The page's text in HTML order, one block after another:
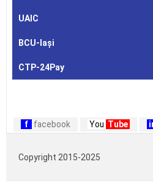
UAIC
BCU-Iași
CTP-24Pay
f facebook You Tube
Copyright 2015-2025